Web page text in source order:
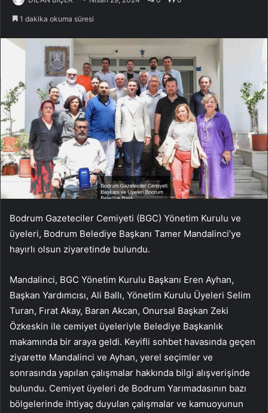
1 dakika okuma süresi
Bodrum Gazeteciler Cemiyeti (BGC) Yönetim Kurulu ve
üyeleri, Bodrum Belediye Başkanı Tamer Mandalinci’ye
hayırlı olsun ziyaretinde bulundu.
Mandalinci, BGC Yönetim Kurulu Başkanı Eren Ayhan,
Başkan Yardımcısı, Ali Ballı, Yönetim Kurulu Üyeleri Selim
Turan, Fırat Akay, Baran Akcan, Onursal Başkan Zeki
Özkeskin ile cemiyet üyeleriyle Belediye Başkanlık
makamında bir araya geldi. Keyifli sohbet havasında geçen
ziyarette Mandalinci ve Ayhan, yerel seçimler ve
sonrasında yapılan çalışmalar hakkında bilgi alışverişinde
bulundu. Cemiyet üyeleri de Bodrum Yarımadasının bazı
bölgelerinde ihtiyaç duyulan çalışmalar ve kamuoyunun